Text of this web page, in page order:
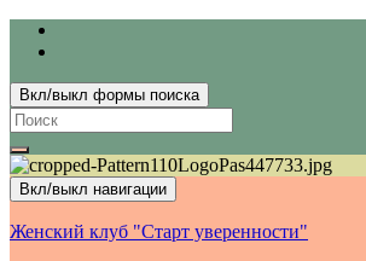
Вкл/выкл формы поиска
Search
for:
Вкл/выкл навигации
Женский клуб "Старт уверенности"